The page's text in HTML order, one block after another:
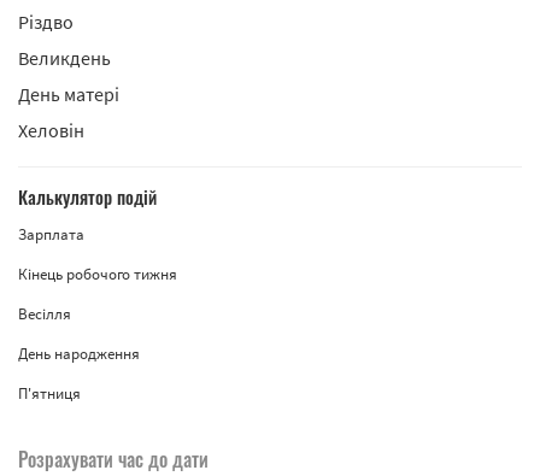
Різдво
Великдень
День матері
Хеловін
Калькулятор подій
Зарплата
Кінець робочого тижня
Весілля
День народження
П'ятниця
Розрахувати час до дати